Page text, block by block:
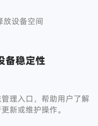
放设备空间
备稳定性
理入口，帮助用户了解
新或维护操作。